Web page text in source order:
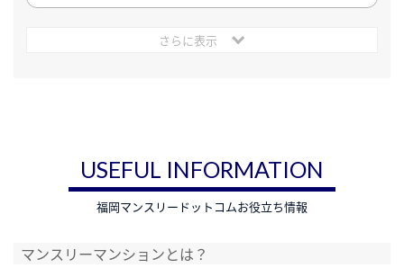
さらに表示
USEFUL INFORMATION
福岡マンスリードットコムお役立ち情報
マンスリーマンションとは？